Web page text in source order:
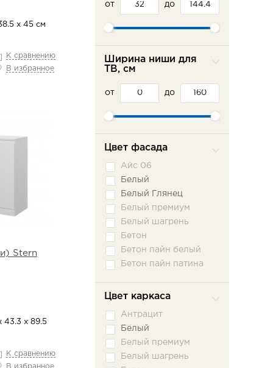
х 45 см
К сравнению
В избранное
Stern
43.3 х 89.5
К сравнению
В избранное
от до
Ширина ниши для
ТВ, см
от до
Цвет фасада
Айс 06
Белый
Белый Глянец
Белый премиум
Белый шагрень
Бетон
Бетон пайн белый
Бетон пайн патина
Венге
Вудлайн кремовый
Цвет каркаса
Антрацит
Белый
Белый премиум
Белый шагрень